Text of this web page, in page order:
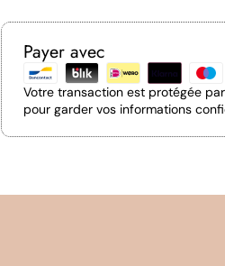
Payer avec
Votre transaction est protégée
pour garder vos informations